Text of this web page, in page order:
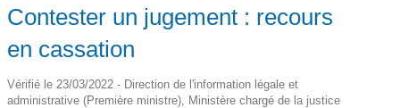
Contester un jugement : recours
en cassation
Vérifié le 23/03/2022 - Direction de l'information légale et
administrative (Première ministre), Ministère chargé de la justice